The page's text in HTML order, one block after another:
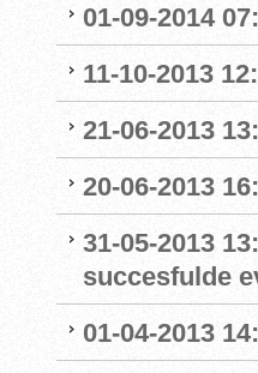
01-09-2014
11-10-2013
21-06-2013
20-06-2013
31-05-2013
succesfulde
01-04-2013